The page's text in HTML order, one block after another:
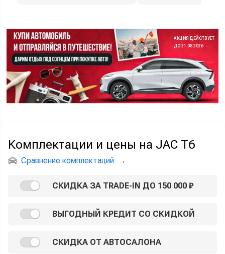
АКЦИЯ ДЕЙСТВУЕТ
ДО 21.08.2026
Комплектации и цены на JAC T6
Сравнение комплектаций →
СКИДКА ЗА TRADE-IN ДО 150 000 ₽
ВЫГОДНЫЙ КРЕДИТ СО СКИДКОЙ
СКИДКА ОТ АВТОСАЛОНА